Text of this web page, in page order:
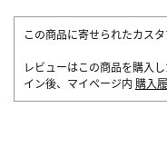
この商品に寄せられたカス
レビューはこの商品を購入
イン後、マイページ内 購入